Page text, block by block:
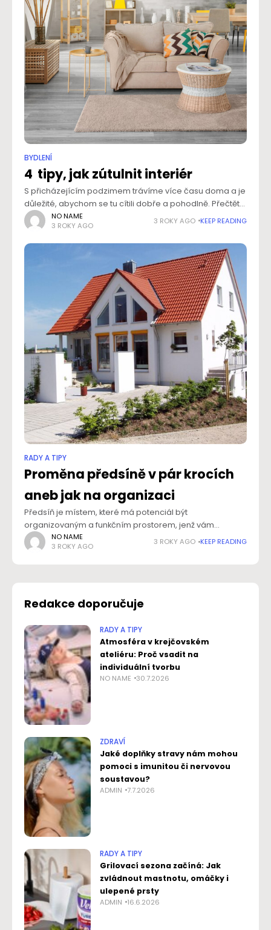
BYDLENÍ
4 tipy, jak zútulnit interiér
S přicházejícím podzimem trávíme více času doma a je
důležité, abychom se tu cítili dobře a pohodlně. Přečtěte
si čtyři tipy, jak vytvořit útulný domov, do kterého se
budete rádi vracet.
NO NAME
3 ROKY AGO
3 ROKY AGO KEEP READING
RADY A TIPY
Proměna předsíně v pár krocích
aneb jak na organizaci
Předsíň je místem, které má potenciál být
organizovaným a funkčním prostorem, jenž vám
usnadní přijímání hostů i denní rutinu. Jak můžete
proměnit vaši předsíň, učinit ji více organizovanou a
NO NAME
3 ROKY AGO
3 ROKY AGO KEEP READING
Redakce doporučuje
RADY A TIPY
Atmosféra v krejčovském
ateliéru: Proč vsadit na
individuální tvorbu
NO NAME 30.7.2026
ZDRAVÍ
Jaké doplňky stravy nám mohou
pomoci s imunitou či nervovou
soustavou?
ADMIN 7.7.2026
RADY A TIPY
Grilovací sezona začíná: Jak
zvládnout mastnotu, omáčky i
ulepené prsty
ADMIN 16.6.2026